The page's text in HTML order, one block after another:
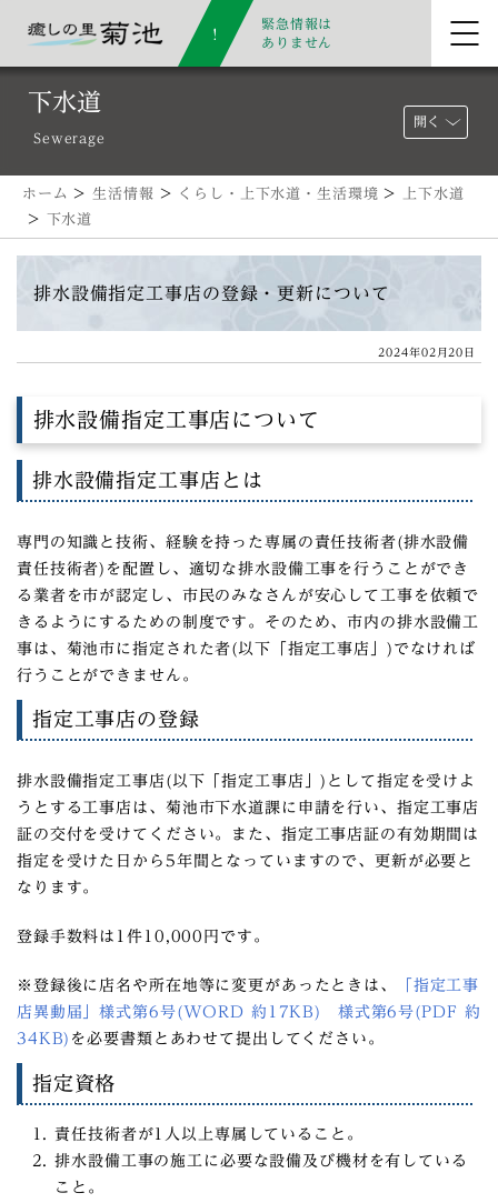
緊急情報は
ありません
下水道
Sewerage
開く
ホーム >生活情報 > くらし・上下水道・生活環境 >
上下水道
> 下水道
排水設備指定工事店の登録・更新について
2024年02月20日
排水設備指定工事店について
排水設備指定工事店とは
専門の知識と技術、経験を持った専属の責任技術者(排水設備
責任技術者)を配置し、適切な排水設備工事を行うことができ
る業者を市が認定し、市民のみなさんが安心して工事を依頼で
きるようにするための制度です。そのため、市内の排水設備工
事は、菊池市に指定された者(以下「指定工事店」)でなければ
行うことができません。
指定工事店の登録
排水設備指定工事店(以下「指定工事店」)として指定を受けよ
うとする工事店は、菊池市下水道課に申請を行い、指定工事店
証の交付を受けてください。また、指定工事店証の有効期間は
指定を受けた日から5年間となっていますので、更新が必要と
なります。
登録手数料は1件10,000円です。
※登録後に店名や所在地等に変更があったときは、
「指定工事
店異動届」様式第6号(WORD 約17KB)
様式第6号(PDF 約
34KB) を必要書類とあわせて提出してください。
指定資格
責任技術者が1人以上専属していること。
排水設備工事の施工に必要な設備及び機材を有している
こと。